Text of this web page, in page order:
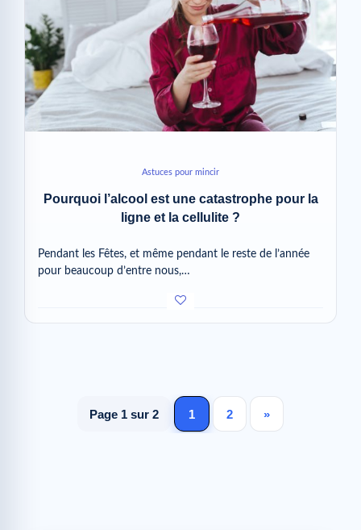
Astuces pour mincir
Pourquoi l’alcool est une catastrophe pour la
ligne et la cellulite ?
Pendant les Fêtes, et même pendant le reste de l’année
pour beaucoup d’entre nous,…
Page 1 sur 2 1 2 »